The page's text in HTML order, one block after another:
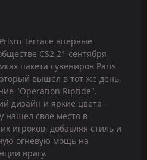
Terrace впервые
CS2 21 сентября
пакета сувениров Paris
вышел в тот же день,
"Operation Riptide".
дизайн и яркие цвета -
нашел свое место в
игроков, добавляя стиль и
огневую мощь на
врагу.